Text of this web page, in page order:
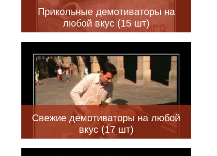
Прикольные демотиваторы на
любой вкус (15 шт)
Свежие демотиваторы на любой
вкус (17 шт)